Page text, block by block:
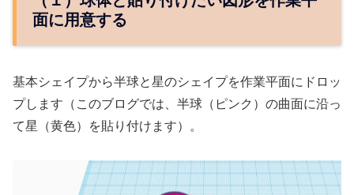
面に用意する
基本シェイプから半球と星のシェイプを作業平面にドロッ
プします（このブログでは、半球（ピンク）の曲面に沿っ
て星（黄色）を貼り付けます）。